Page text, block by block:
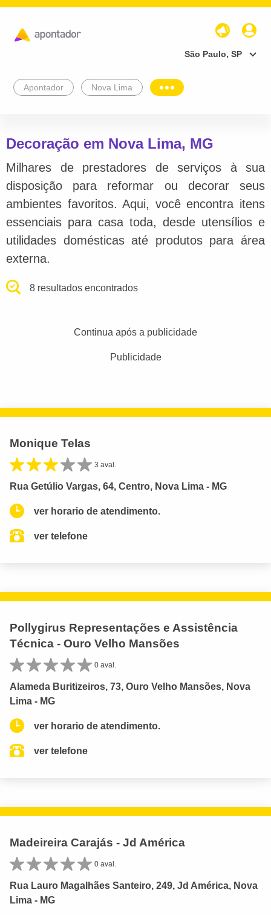
São Paulo, SP
Apontador Nova Lima
Decoração em Nova Lima, MG
Milhares de prestadores de serviços à sua
disposição para reformar ou decorar seus
ambientes favoritos. Aqui, você encontra itens
essenciais para casa toda, desde utensílios e
utilidades domésticas até produtos para área
externa.
8 resultados encontrados
Continua após a publicidade
Publicidade
Monique Telas
3 aval.
Rua Getúlio Vargas, 64, Centro, Nova Lima - MG
ver horario de atendimento.
ver telefone
Pollygirus Representações e Assistência
Técnica - Ouro Velho Mansões
0 aval.
Alameda Buritizeiros, 73, Ouro Velho Mansões, Nova
Lima - MG
ver horario de atendimento.
ver telefone
Madeireira Carajás - Jd América
0 aval.
Rua Lauro Magalhães Santeiro, 249, Jd América, Nova
Lima - MG